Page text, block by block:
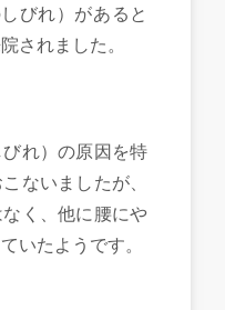
びれ）があると
されました。
れ）の原因を特
ないましたが、
く、他に腰にや
いたようです。